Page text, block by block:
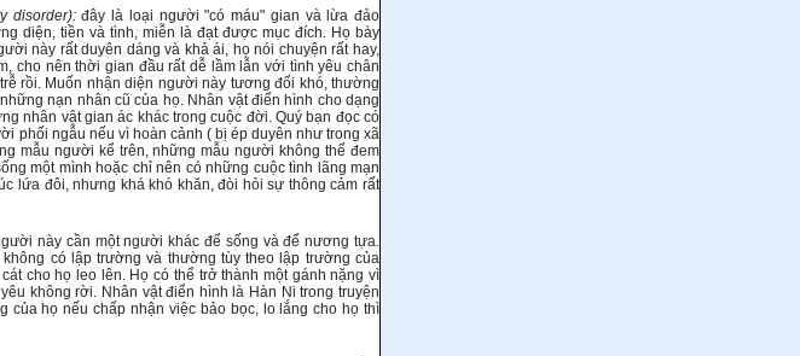
disorder):đây là loại người "có máu" gian và lừa đảo
diện, tiền và tình, miễn là đạt được mục đích. Họ bày
này rất duyên dáng và khả ái, họ nói chuyện rất hay,
cho nên thời gian đầu rất dễ lầm lẫn với tình yêu chân
rồi. Muốn nhận diện người này tương đối khó, thường
nạn nhân cũ của họ. Nhân vật điển hình cho dạng
nhân vật gian ác khác trong cuộc đời. Quý bạn đọc có
phối ngẫu nếu vì hoàn cảnh ( bị ép duyên như trong xã
mẫu người kể trên, những mẫu người không thể đem
một mình hoặc chỉ nên có những cuộc tình lãng mạn
lứa đôi, nhưng khá khó khăn, đòi hỏi sự thông cảm rất
này cần một người khác để sống và để nương tựa.
có lập trường và thường tùy theo lập trường của
cho họ leo lên. Họ có thể trở thành một gánh nặng vì
không rời. Nhân vật điển hình là Hàn Ni trong truyện
của họ nếu chấp nhận việc bảo bọc, lo lắng cho họ thì